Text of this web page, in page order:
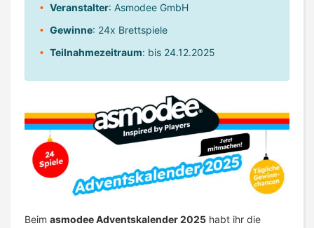
Veranstalter: Asmodee GmbH
Gewinne: 24x Brettspiele
Teilnahmezeitraum: bis 24.12.2025
Beim asmodee Adventskalender 2025 habt ihr die